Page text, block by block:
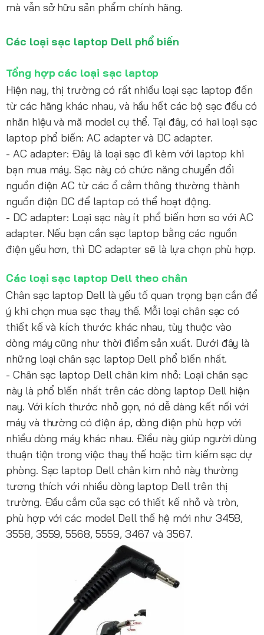
mà vẫn sở hữu sản phẩm chính hãng.
Các loại sạc laptop Dell phổ biến
Tổng hợp các loại sạc laptop
Hiện nay, thị trường có rất nhiều loại sạc laptop đến
từ các hãng khác nhau, và hầu hết các bộ sạc đều có
nhãn hiệu và mã model cụ thể. Tại đây, có hai loại sạc
laptop phổ biến: AC adapter và DC adapter.
- AC adapter: Đây là loại sạc đi kèm với laptop khi
bạn mua máy. Sạc này có chức năng chuyển đổi
nguồn điện AC từ các ổ cắm thông thường thành
nguồn điện DC để laptop có thể hoạt động.
- DC adapter: Loại sạc này ít phổ biến hơn so với AC
adapter. Nếu bạn cần sạc laptop bằng các nguồn
điện yếu hơn, thì DC adapter sẽ là lựa chọn phù hợp.
Các loại sạc laptop Dell theo chân
Chân sạc laptop Dell là yếu tố quan trọng bạn cần để
ý khi chọn mua sạc thay thế. Mỗi loại chân sạc có
thiết kế và kích thước khác nhau, tùy thuộc vào
dòng máy cũng như thời điểm sản xuất. Dưới đây là
những loại chân sạc laptop Dell phổ biến nhất.
- Chân sạc laptop Dell chân kim nhỏ: Loại chân sạc
này là phổ biến nhất trên các dòng laptop Dell hiện
nay. Với kích thước nhỏ gọn, nó dễ dàng kết nối với
máy và thường có điện áp, dòng điện phù hợp với
nhiều dòng máy khác nhau. Điều này giúp người dùng
thuận tiện trong việc thay thế hoặc tìm kiếm sạc dự
phòng. Sạc laptop Dell chân kim nhỏ này thường
tương thích với nhiều dòng laptop Dell trên thị
trường. Đầu cắm của sạc có thiết kế nhỏ và tròn,
phù hợp với các model Dell thế hệ mới như 3458,
3558, 3559, 5568, 5559, 3467 và 3567.